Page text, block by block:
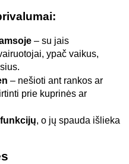
– su jais
ypač vaikus,
– nešioti ant rankos ar
prie kuprinės ar
funkcijų, o jų spauda išlieka